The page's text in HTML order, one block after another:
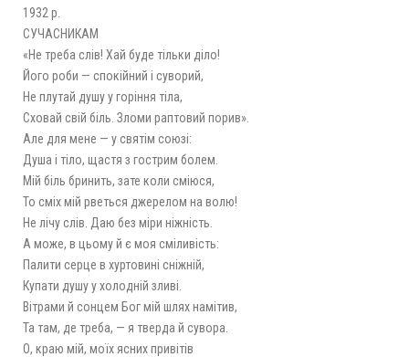
1932 р.
СУЧАСНИКАМ
«Не треба слів! Хай буде тільки діло!
Його роби — спокійний і суворий,
Не плутай душу у горіння тіла,
Сховай свій біль. Зломи раптовий порив».
Але для мене — у святім союзі:
Душа і тіло, щастя з гострим болем.
Мій біль бринить, зате коли сміюся,
То сміх мій рветься джерелом на волю!
Не лічу слів. Даю без міри ніжність.
А може, в цьому й є моя сміливість:
Палити серце в хуртовині сніжній,
Купати душу у холодній зливі.
Вітрами й сонцем Бог мій шлях намітив,
Та там, де треба, — я тверда й сувора.
О, краю мій, моїх ясних привітів